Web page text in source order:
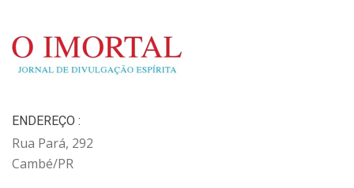
ENDEREÇO :
Rua Pará, 292
Cambé/PR